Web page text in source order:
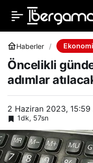
Haberler Ekonomi
Öncelikli
adımlar
2 Haziran 2023, 15:59
1dk, 57sn
Öncelikli gündem
ekonomi: Hangi
atılacak?